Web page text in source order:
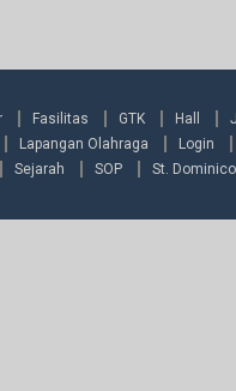
Fasilitas GTK Hall
Lapangan Olahraga Login
Sejarah SOP St.